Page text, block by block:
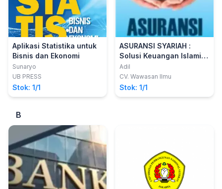
Aplikasi Statistika untuk
Bisnis dan Ekonomi
Sunaryo
UB PRESS
Stok: 1/1
ASURANSI SYARIAH :
Solusi Keuangan Islami di
Era Modern
Adil
CV. Wawasan Ilmu
Stok: 1/1
B